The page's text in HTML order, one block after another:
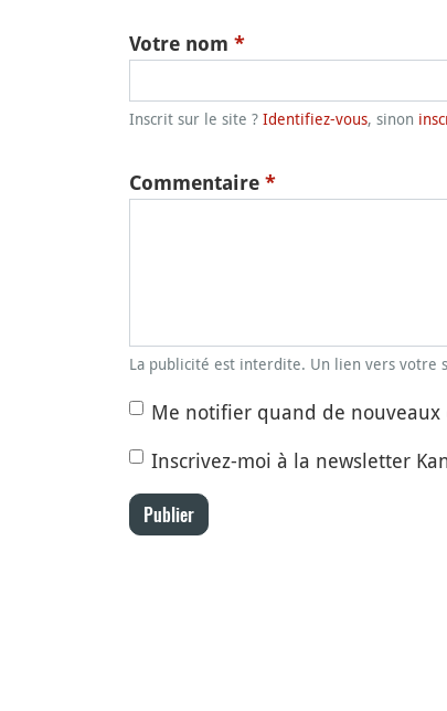
Votre nom *
Inscrit sur le site ? Identifiez-vous, sinon
Commentaire *
La publicité est interdite. Un lien vers votre
Me notifier quand de
Inscrivez-moi à la newsletter
Publier